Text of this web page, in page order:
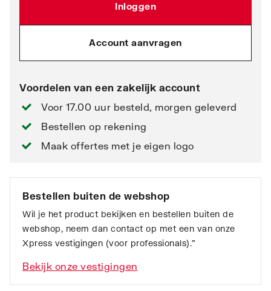
Inloggen
Account aanvragen
Voordelen van een zakelijk account
Voor 17.00 uur besteld, morgen geleverd
Bestellen op rekening
Maak offertes met je eigen logo
Bestellen buiten de webshop
Wil je het product bekijken en bestellen buiten de
webshop, neem dan contact op met een van onze
Xpress vestigingen (voor professionals).”
Bekijk onze vestigingen